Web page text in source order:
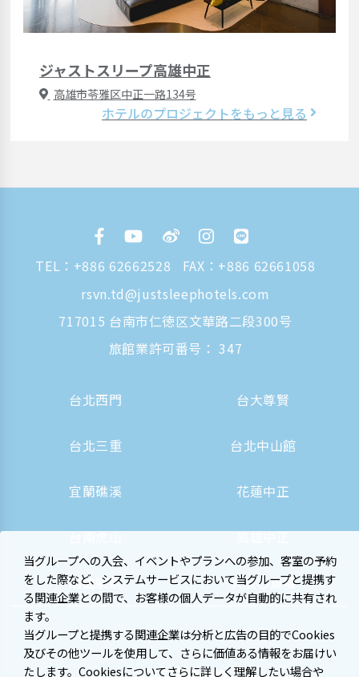
ジャストスリープ高雄中正
高雄市苓雅区中正一路134号
ホテルのプロジェクトをもっと見る
TEL： +886 62662528
FAX：+886 62661058
rsvn.td@justsleephotels.com
717015 台南市仁徳区文華路二段300号
旅館業許可番号： 347
台北西門 台大尊賢
台北三重 台北中山館
宜蘭礁溪 花蓮中正
台南虎山 高雄中正
高雄駅前 大阪心斎橋
当グループへの入会、イベントやプランへの参加、客室の予約
をした際など、システムサービスにおいて当グループと提携す
る関連企業との間で、お客様の個人データが自動的に共有され
ます。
当グループと提携する関連企業は分析と広告の目的でCookies
及びその他ツールを使用して、さらに価値ある情報をお届けい
たします。Cookiesについてさらに詳しく理解したい場合や